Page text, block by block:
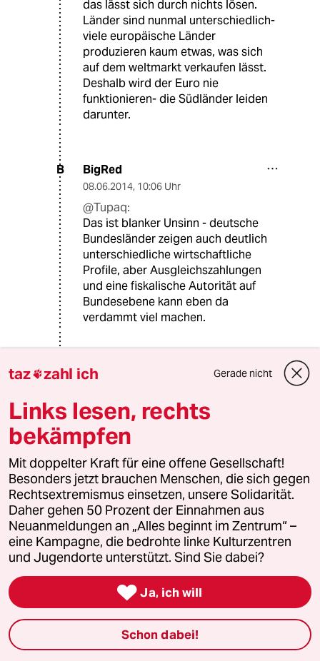
das lässt sich durch nichts lösen.
Länder sind nunmal unterschiedlich-
viele europäische Länder
produzieren kaum etwas, was sich
auf dem weltmarkt verkaufen lässt.
Deshalb wird der Euro nie
funktionieren- die Südländer leiden
darunter.
B BigRed
08.06.2014, 10:06 Uhr
@Tupaq:
Das ist blanker Unsinn - deutsche
Bundesländer zeigen auch deutlich
unterschiedliche wirtschaftliche
Profile, aber Ausgleichszahlungen
und eine fiskalische Autorität auf
Bundesebene kann eben da
verdammt viel machen.
GR Gabriel Renoir
@Pleb:
Baumwolle wird gesprayt? Nicht die,
die durch Gentechnik für Insekten
unbekömmlich wird. Zum internat.
Markt: Die Preise in der EU sind
höher. Außerhalb der EU oft
niedriger.
RP Rouven Polanski
06.06.2014,15:14 Uhr
Die Negativzinsen machen nur deutlicher
sichtbar, dass kleine Sparer schon seit Jahren
die Krise bezahlen (schön dazu:
http://wp.me/p14g2B-tQ) Was die Lösungen
taz zahl ich Gerade nicht
Links lesen, rechts
bekämpfen
Mit doppelter Kraft für eine offene Gesellschaft!
Besonders jetzt brauchen Menschen, die sich gegen
Rechtsextremismus einsetzen, unsere Solidarität.
Daher gehen 50 Prozent der Einnahmen aus
Neuanmeldungen an „Alles beginnt im Zentrum“ –
eine Kampagne, die bedrohte linke Kulturzentren
und Jugendorte unterstützt. Sind Sie dabei?
 Ja, ich will
Schon dabei!